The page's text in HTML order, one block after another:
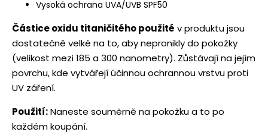
Vysoká ochrana UVA/UVB SPF50
Částice oxidu titaničitého použité v produktu jsou
dostatečně velké na to, aby nepronikly do pokožky
(velikost mezi 185 a 300 nanometry). Zůstávají na jejím
povrchu, kde vytvářejí účinnou ochrannou vrstvu proti
UV záření.
Použití:Naneste souměrně na pokožku a to po
každém koupání.